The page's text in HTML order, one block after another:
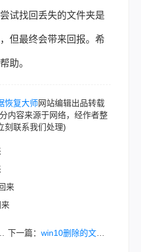
试找回丢失的文件夹是
但最终会带来回报。希
助。
恢复大师网站编辑出品转载
内容来源于网络，经作者整
刻联系我们处理)
来
下一篇： win10删除的文件怎么恢复？这四种方法任你选择